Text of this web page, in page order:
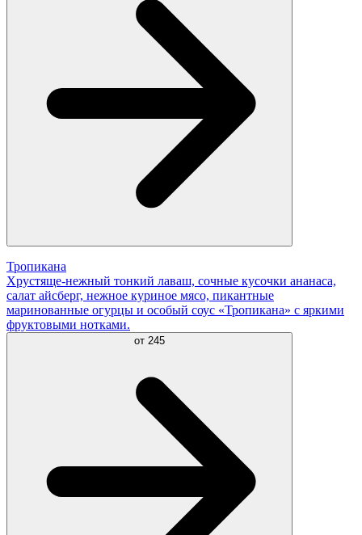
Тропикана
Хрустяще-нежный тонкий лаваш, сочные кусочки ананаса,
салат айсберг, нежное куриное мясо, пикантные
маринованные огурцы и особый соус «Тропикана» с яркими
фруктовыми нотками.
от 245